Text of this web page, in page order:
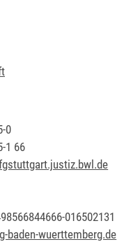
0
1 66
016502131
baden-wuerttemberg.de